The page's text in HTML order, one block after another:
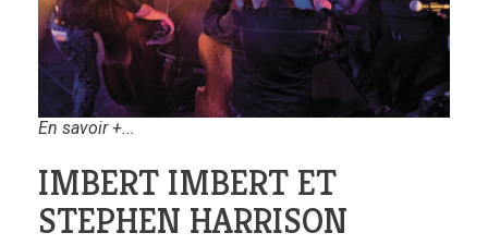
En savoir +...
IMBERT IMBERT ET
STEPHEN HARRISON